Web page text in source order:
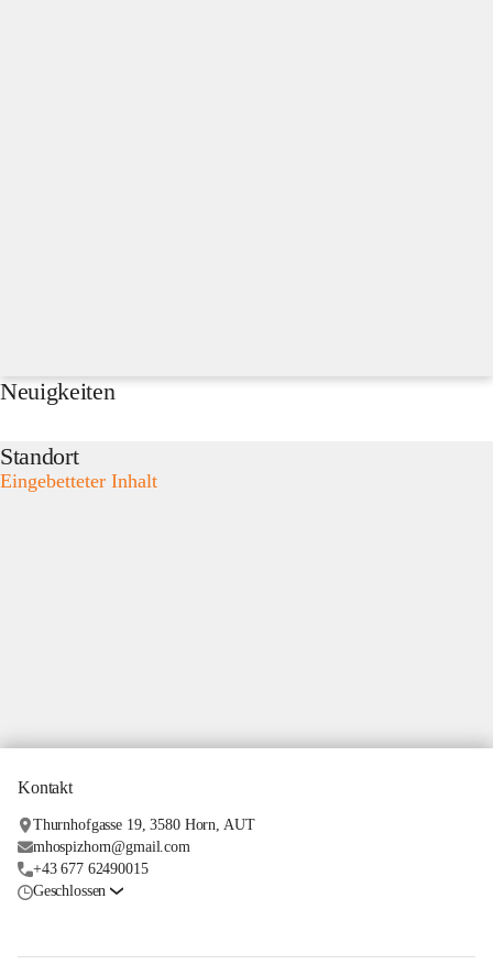
Neuigkeiten
Standort
Eingebetteter Inhalt
Kontakt
Thurnhofgasse 19, 3580 Horn, AUT
mhospizhorn@gmail.com
+43 677 62490015
Geschlossen